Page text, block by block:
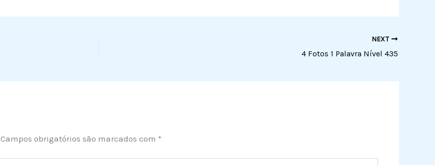
NEXT
4 Fotos 1 Palavra Nível 435
Campos obrigatórios são marcados com *